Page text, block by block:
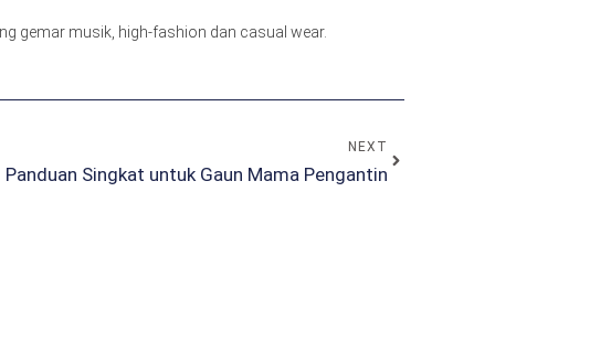
gemar musik, high-fashion dan casual wear.
NEXT
Panduan Singkat untuk Gaun Mama Pengantin